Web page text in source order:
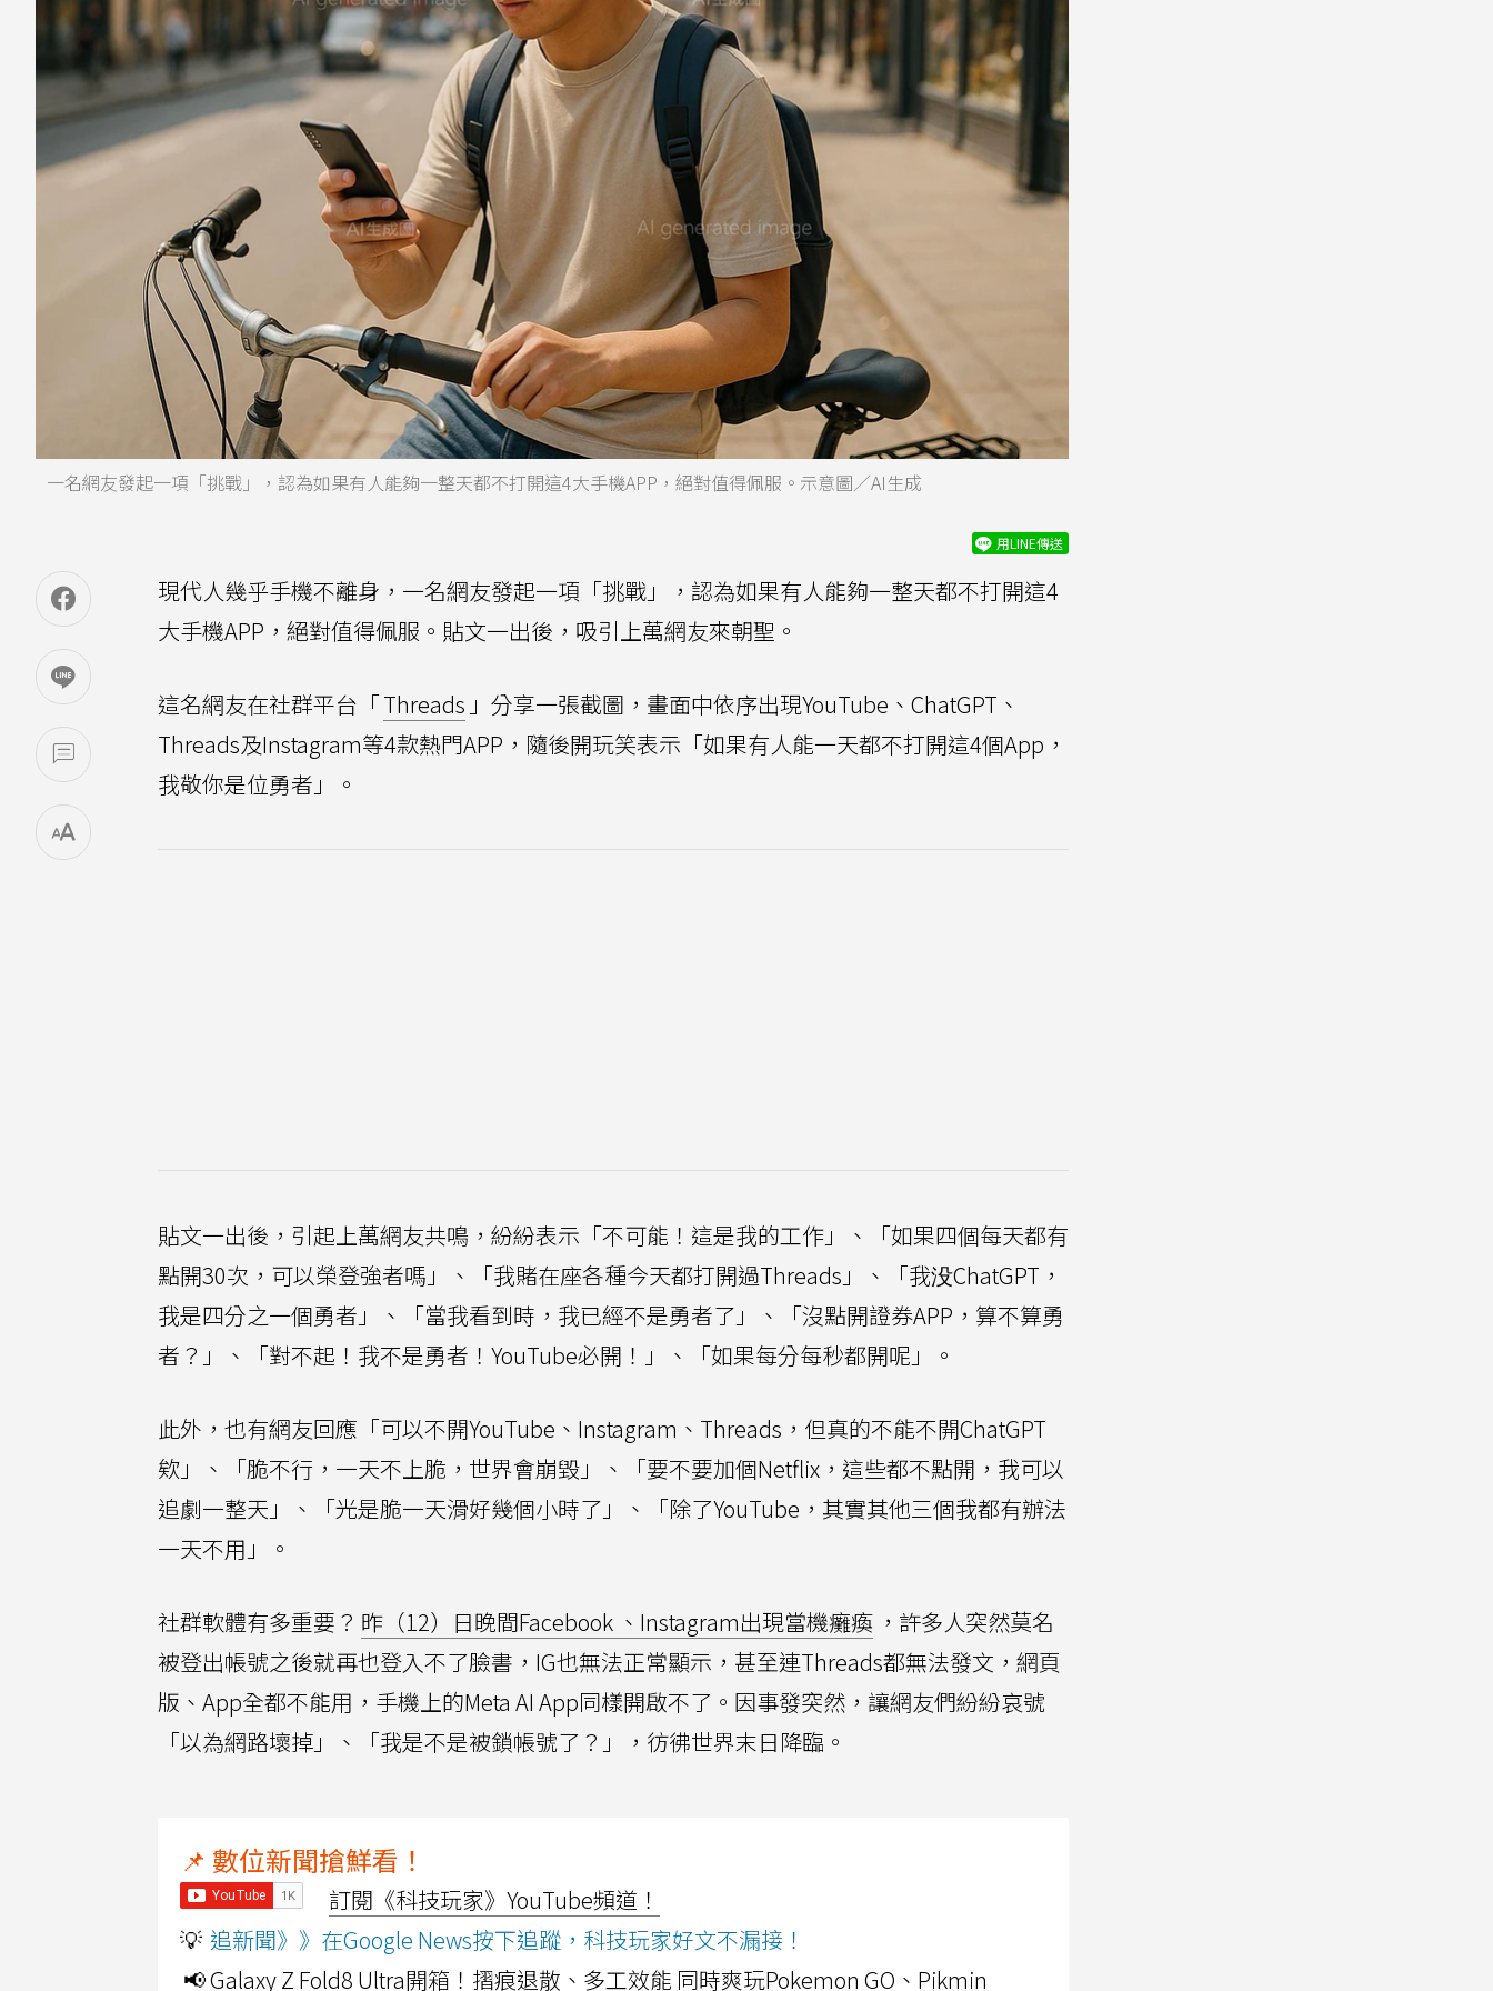
一名網友發起一項「挑戰」，認為如果有人能夠一整天都不打開這4大手機APP，絕對值得佩服。示意圖／AI生成
用LINE傳送
現代人幾乎手機不離身，一名網友發起一項「挑戰」，認為如果有人能夠一整天都不打開這4
大手機APP，絕對值得佩服。貼文一出後，吸引上萬網友來朝聖。
這名網友在社群平台「Threads 」分享一張截圖，畫面中依序出現YouTube、ChatGPT、
Threads及Instagram等4款熱門APP，隨後開玩笑表示「如果有人能一天都不打開這4個App，
我敬你是位勇者」。
貼文一出後，引起上萬網友共鳴，紛紛表示「不可能！這是我的工作」、「如果四個每天都有
點開30次，可以榮登強者嗎」、「我賭在座各種今天都打開過Threads」、「我没ChatGPT，
我是四分之一個勇者」、「當我看到時，我已經不是勇者了」、「沒點開證券APP，算不算勇
者？」、「對不起！我不是勇者！YouTube必開！」、「如果每分每秒都開呢」。
此外，也有網友回應「可以不開YouTube、Instagram、Threads，但真的不能不開ChatGPT
欸」、「脆不行，一天不上脆，世界會崩毀」、「要不要加個Netflix，這些都不點開，我可以
追劇一整天」、「光是脆一天滑好幾個小時了」、「除了YouTube，其實其他三個我都有辦法
一天不用」。
社群軟體有多重要？ 昨（12）日晚間Facebook 、Instagram出現當機癱瘓 ，許多人突然莫名
被登出帳號之後就再也登入不了臉書，IG也無法正常顯示，甚至連Threads都無法發文，網頁
版、App全都不能用，手機上的Meta AI App同樣開啟不了。因事發突然，讓網友們紛紛哀號
「以為網路壞掉」、「我是不是被鎖帳號了？」，彷彿世界末日降臨。
📌 數位新聞搶鮮看！
訂閱《科技玩家》YouTube頻道！
💡 追新聞》》在Google News按下追蹤，科技玩家好文不漏接！
📢 Galaxy Z Fold8 Ultra開箱！摺痕退散、多工效能 同時爽玩Pokemon GO、Pikmin